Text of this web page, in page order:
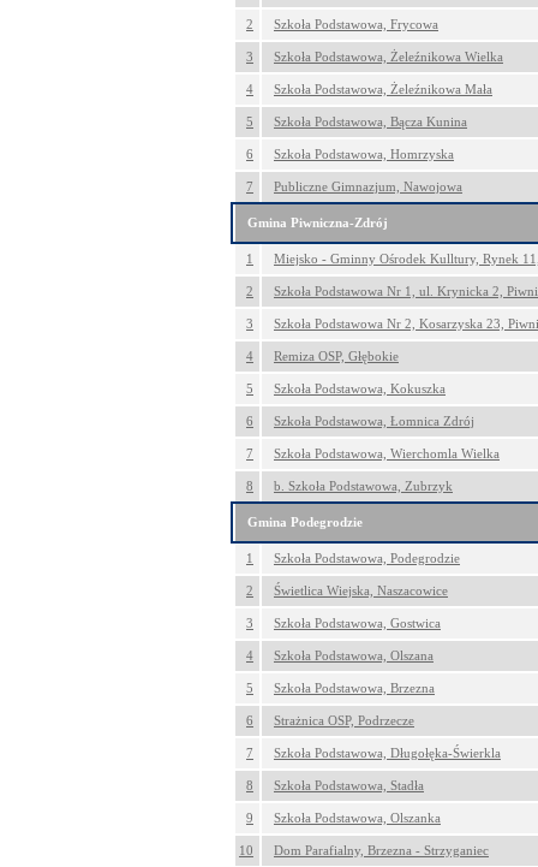
2 Szkoła Podstawowa, Frycowa
3 Szkoła Podstawowa, Żeleźnikowa Wielka
4 Szkoła Podstawowa, Żeleźnikowa Mała
5 Szkoła Podstawowa, Bącza Kunina
6 Szkoła Podstawowa, Homrzyska
7 Publiczne Gimnazjum, Nawojowa
Gmina Piwniczna-Zdrój
1 Miejsko - Gminny Ośrodek Kulltury, Rynek
2 Szkoła Podstawowa Nr 1, ul. Krynicka 2,
3 Szkoła Podstawowa Nr 2, Kosarzyska 23,
4 Remiza OSP, Głębokie
5 Szkoła Podstawowa, Kokuszka
6 Szkoła Podstawowa, Łomnica Zdrój
7 Szkoła Podstawowa, Wierchomla Wielka
8 b. Szkoła Podstawowa, Zubrzyk
Gmina Podegrodzie
1 Szkoła Podstawowa, Podegrodzie
2 Świetlica Wiejska, Naszacowice
3 Szkoła Podstawowa, Gostwica
4 Szkoła Podstawowa, Olszana
5 Szkoła Podstawowa, Brzezna
6 Strażnica OSP, Podrzecze
7 Szkoła Podstawowa, Długołęka-Świerkla
8 Szkoła Podstawowa, Stadła
9 Szkoła Podstawowa, Olszanka
10 Dom Parafialny, Brzezna - Strzyganiec